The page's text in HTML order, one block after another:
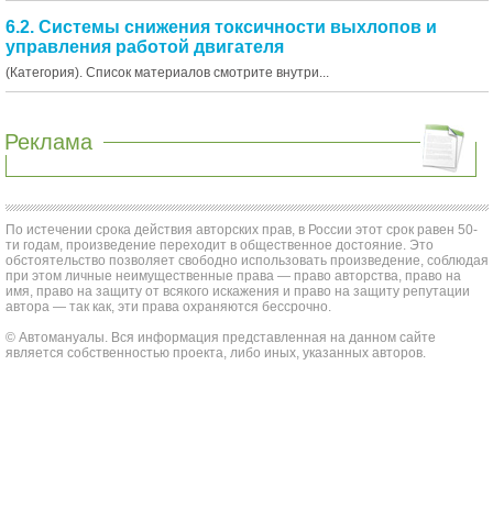
6.2. Системы снижения токсичности выхлопов и
управления работой двигателя
(Категория). Список материалов смотрите внутри...
Реклама
По истечении срока действия авторских прав, в России этот срок равен 50-
ти годам, произведение переходит в общественное достояние. Это
обстоятельство позволяет свободно использовать произведение, соблюдая
при этом личные неимущественные права — право авторства, право на
имя, право на защиту от всякого искажения и право на защиту репутации
автора — так как, эти права охраняются бессрочно.
© Автомануалы. Вся информация представленная на данном сайте
является собственностью проекта, либо иных, указанных авторов.